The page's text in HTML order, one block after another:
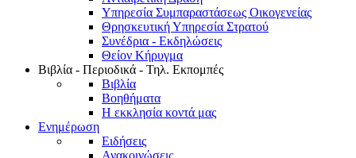
Υπηρεσία Συμπαραστάσεως Οικογενείας
Θρησκευτική Υπηρεσία Στρατού
Συνέδρια - Εκδηλώσεις
Θείον Κήρυγμα
Βιβλία - Περιοδικά - Τηλ. Εκπομπές
Βιβλία
Βοηθήματα
Η εκκλησία κοντά μας
Ενημέρωση
Ειδήσεις
Ανακοινώσεις